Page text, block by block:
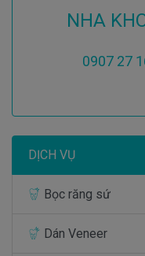
NHA
0907 27
DỊCH VỤ
Bọc răng sứ
Dán Veneer